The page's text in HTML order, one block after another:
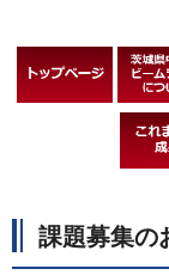
課題募集の